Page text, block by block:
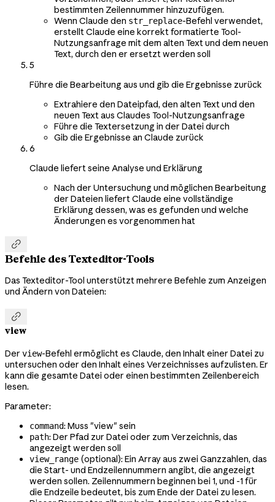
bestimmten Zeilennummer hinzuzufügen.
Wenn Claude den str_replace-Befehl verwendet,
erstellt Claude eine korrekt formatierte Tool-
Nutzungsanfrage mit dem alten Text und dem neuen
Text, durch den er ersetzt werden soll
5
Führe die Bearbeitung aus und gib die Ergebnisse zurück
Extrahiere den Dateipfad, den alten Text und den
neuen Text aus Claudes Tool-Nutzungsanfrage
Führe die Textersetzung in der Datei durch
Gib die Ergebnisse an Claude zurück
6
Claude liefert seine Analyse und Erklärung
Nach der Untersuchung und möglichen Bearbeitung
der Dateien liefert Claude eine vollständige
Erklärung dessen, was es gefunden und welche
Änderungen es vorgenommen hat

Befehle des Texteditor-Tools
Das Texteditor-Tool unterstützt mehrere Befehle zum Anzeigen
und Ändern von Dateien:

view
Der view-Befehl ermöglicht es Claude, den Inhalt einer Datei zu
untersuchen oder den Inhalt eines Verzeichnisses aufzulisten. Er
kann die gesamte Datei oder einen bestimmten Zeilenbereich
lesen.
Parameter:
command: Muss "view" sein
path: Der Pfad zur Datei oder zum Verzeichnis, das
angezeigt werden soll
view_range (optional): Ein Array aus zwei Ganzzahlen, das
die Start- und Endzeilennummern angibt, die angezeigt
werden sollen. Zeilennummern beginnen bei 1, und -1 für
die Endzeile bedeutet, bis zum Ende der Datei zu lesen.